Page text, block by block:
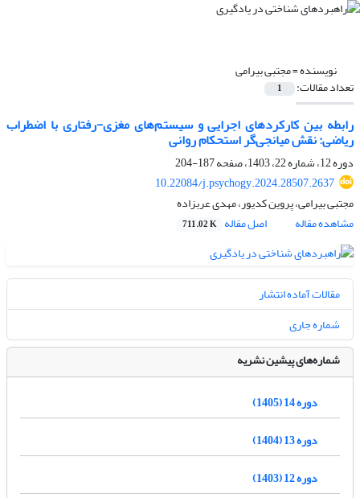
نویسنده =مجتبی بیرامی
تعداد مقالات: 1
رابطه بین کارکردهای اجرایی و سیستم‌های مغزی-رفتاری با اضطراب
ریاضی: نقش میانجی‌گر استحکام روانی
دوره 12، شماره 22، 1403، صفحه
187-204
10.22084/j.psychogy.2024.28507.2637
مجتبی بیرامی، پروین کدیور، مهدی عربزاده
مشاهده مقاله
اصل مقاله 711.02 K
مقالات آماده انتشار
شماره جاری
شماره‌های پیشین نشریه
دوره 14 (1405)
دوره 13 (1404)
دوره 12 (1403)